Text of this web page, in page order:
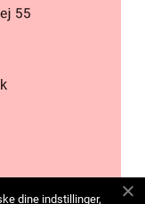
dine indstillinger,